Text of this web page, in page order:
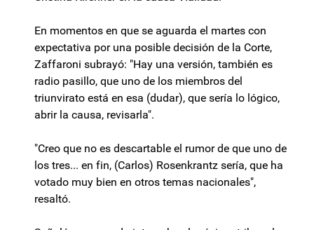
En momentos en que se aguarda el martes con
expectativa por una posible decisión de la Corte,
Zaffaroni subrayó: "Hay una versión, también es
radio pasillo, que uno de los miembros del
triunvirato está en esa (dudar), que sería lo lógico,
abrir la causa, revisarla".
"Creo que no es descartable el rumor de que uno de
los tres... en fin, (Carlos) Rosenkrantz sería, que ha
votado muy bien en otros temas nacionales",
resaltó.